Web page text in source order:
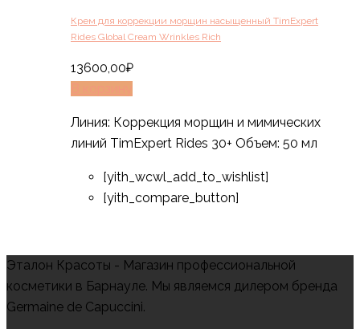
Крем для коррекции морщин насыщенный TimExpert
Rides Global Cream Wrinkles Rich
13600,00₽
Линия: Коррекция морщин и мимических
линий TimExpert Rides 30+ Объем: 50 мл
[yith_wcwl_add_to_wishlist]
[yith_compare_button]
Эталон Красоты - Магазин профессиональной
косметики в Барнауле. Мы являемся дилером бренда
Germaine de Capuccini.